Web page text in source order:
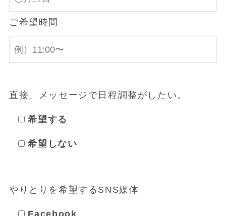
ご希望時間
直接、メッセージで日程調整がしたい。
希望する
希望しない
やりとりを希望するSNS媒体